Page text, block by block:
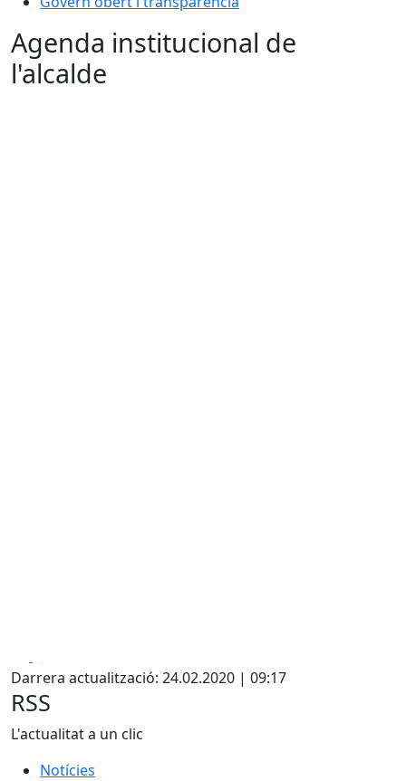
Agenda institucional de
l'alcalde
Darrera actualització: 24.02.2020 | 09:17
RSS
L'actualitat a un clic
Notícies